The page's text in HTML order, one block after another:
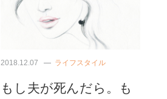
2018.12.07 ライフスタイル
もし夫が死んだら。も